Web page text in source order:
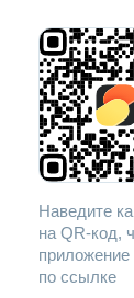
Наведите
на QR-код,
приложение
по ссылке